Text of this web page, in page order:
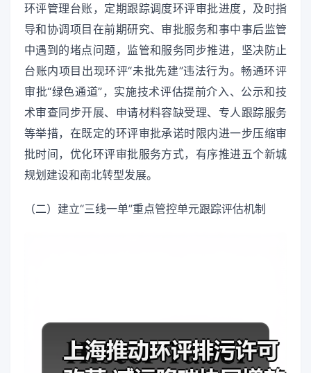
环评管理台账，定期跟踪调度环评审批进度，及时指
导和协调项目在前期研究、审批服务和事中事后监管
中遇到的堵点问题，监管和服务同步推进，坚决防止
台账内项目出现环评“未批先建”违法行为。畅通环评
审批“绿色通道”，实施技术评估提前介入、公示和技
术审查同步开展、申请材料容缺受理、专人跟踪服务
等举措，在既定的环评审批承诺时限内进一步压缩审
批时间，优化环评审批服务方式，有序推进五个新城
规划建设和南北转型发展。
（二）建立“三线一单”重点管控单元跟踪评估机制